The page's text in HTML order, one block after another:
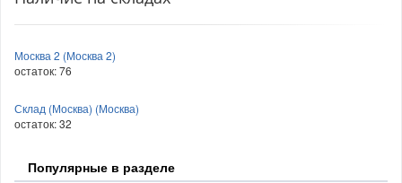
Москва 2 (Москва 2)
остаток:76
Склад (Москва) (Москва)
остаток:32
Популярные в разделе